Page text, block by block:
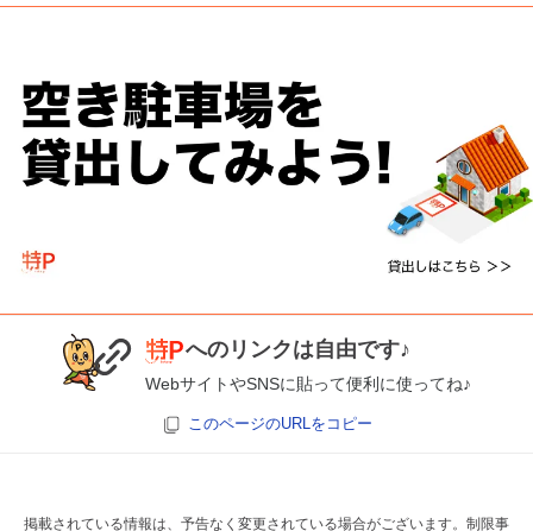
へのリンクは自由です♪
WebサイトやSNSに貼って便利に使ってね♪
このページのURLをコピー
掲載されている情報は、予告なく変更されている場合がございます。制限事